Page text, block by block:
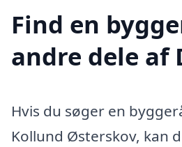
Find en
andre dele af
Hvis du søger en
Kollund Østerskov, kan